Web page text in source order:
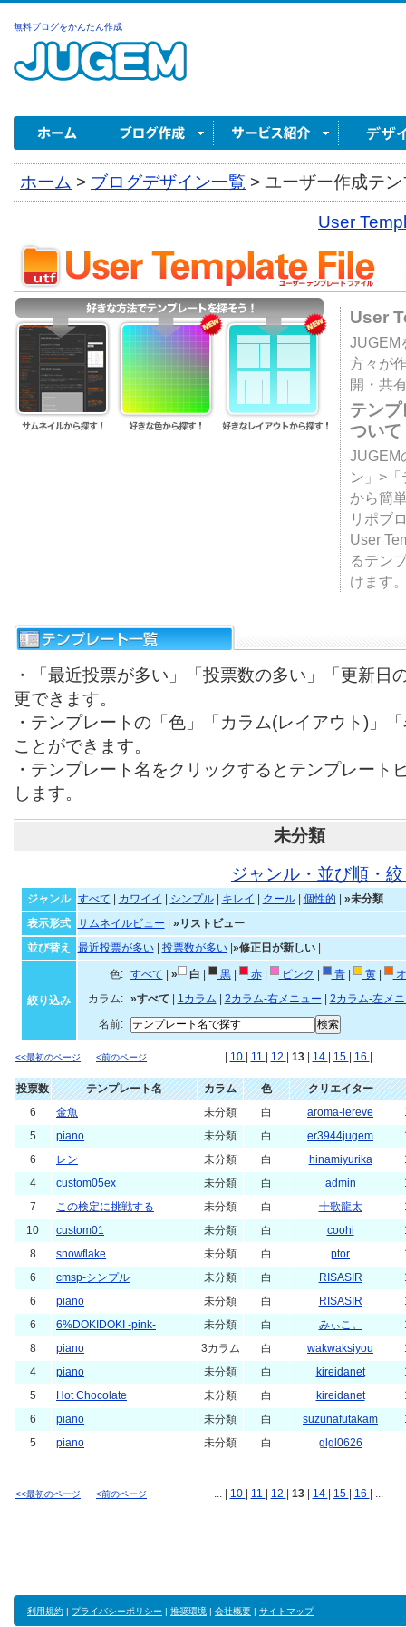
無料ブログをかんたん作成
ホーム > ブログデザイン一覧 > ユーザー作成テ
User
User
JUGEM
方々が
開・共
テン
ついて
JUGEM
ン」>
から簡
リポブ
User
るテン
けます
・「最近投票が多い」「投票数の多い」「更新日
更できます。
・テンプレートの「色」「カラム(レイアウト)」
ことができます。
・テンプレート名をクリックするとテンプレート
します。
未分類
ジャンル・並び順・
ジャンル すべて カワイイ シンプル| キレイ クール| 個性的
»未分類
表示形式
サムネイルビュー
»リストビュー
並び替え
最近投票が多い| 投票数が多い| »修正日が新しい|
絞り込み
色: すべて » 白 黒| 赤| ピンク 青| 黄|
カラム:
»すべて 1カラム 2カラム-右メニュー
2カラム-左メ
名前:
<<最初のページ <前のページ ... | 10 11 12 13 14 15 16 | ...
投票数 テンプレート名 カラム 色
クリエイター
6
金魚 未分類 白 aroma-lereve
5
piano 未分類 白 er3944jugem
6
レン 未分類 白 hinamiyurika
4
custom05ex 未分類 白 admin
7
この検定に挑戦する 未分類 白 十歌龍太
10
custom01 未分類 白 coohi
8
snowflake 未分類 白 ptor
6
cmsp-シンプル 未分類 白 RISASIR
6
piano 未分類 白 RISASIR
6
6%DOKIDOKI -pink- 未分類 白 みぃこ。
8
piano 3カラム 白 wakwaksiyou
4
piano 未分類 白 kireidanet
5
Hot Chocolate 未分類 白 kireidanet
6
piano 未分類 白 suzunafutakam
5
piano 未分類 白 glgl0626
<<最初のページ <前のページ ... | 10 11 12 13 14 15 16 | ...
利用規約 | プライバシーポリシー | 推奨環境 | 会社概要 | サイトマップ